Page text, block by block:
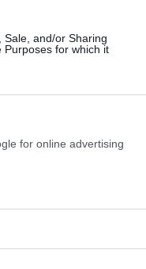
Sale, and/or Sharing
Purposes for which it
for online advertising
LinkedIn Tumblr
Κεγκέρογλου κατά